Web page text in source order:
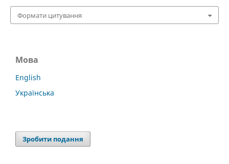
Формати цитування
Мова
English
Українська
Зробити подання